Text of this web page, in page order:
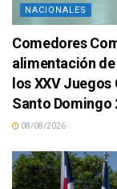
NACIONALES
Comedores
alimentación
los XXV
Santo Domingo
08/08/2026